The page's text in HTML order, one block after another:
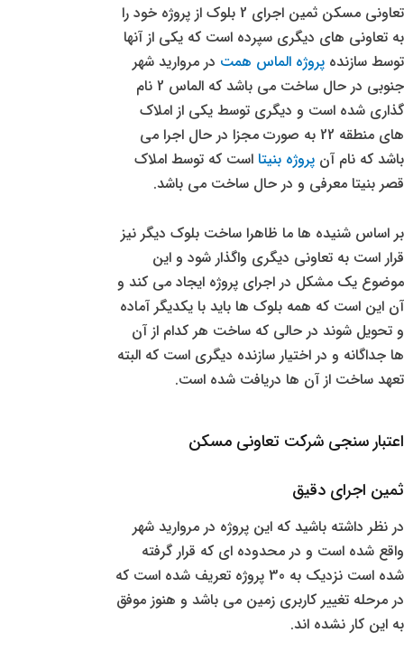
تعاونی مسکن ثمین اجرای 2 بلوک از پروژه خود را
به تعاونی های دیگری سپرده است که یکی از آنها
توسط سازنده پروژه الماس همت در مروارید شهر
جنوبی در حال ساخت می باشد که الماس 2 نام
گذاری شده است و دیگری توسط یکی از املاک
های منطقه 22 به صورت مجزا در حال اجرا می
باشد که نام آن پروژه بنیتا است که توسط املاک
قصر بنیتا معرفی و در حال ساخت می باشد.
بر اساس شنیده ها ما ظاهرا ساخت بلوک دیگر نیز
قرار است به تعاونی دیگری واگذار شود و این
موضوع یک مشکل در اجرای پروژه ایجاد می کند و
آن این است که همه بلوک ها باید با یکدیگر آماده
و تحویل شوند در حالی که ساخت هر کدام از آن
ها جداگانه و در اختیار سازنده دیگری است که البته
تعهد ساخت از آن ها دریافت شده است.
اعتبار سنجی شرکت تعاونی مسکن
ثمین اجرای دقیق
در نظر داشته باشید که این پروژه در مروارید شهر
واقع شده است و در محدوده ای که قرار گرفته
شده است نزدیک به 30 پروژه تعریف شده است که
در مرحله تغییر کاربری زمین می باشد و هنوز موفق
به این کار نشده اند.